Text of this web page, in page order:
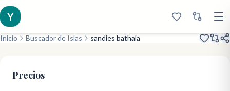
Y
Inicio Buscador de Islas sandies bathala
Precios